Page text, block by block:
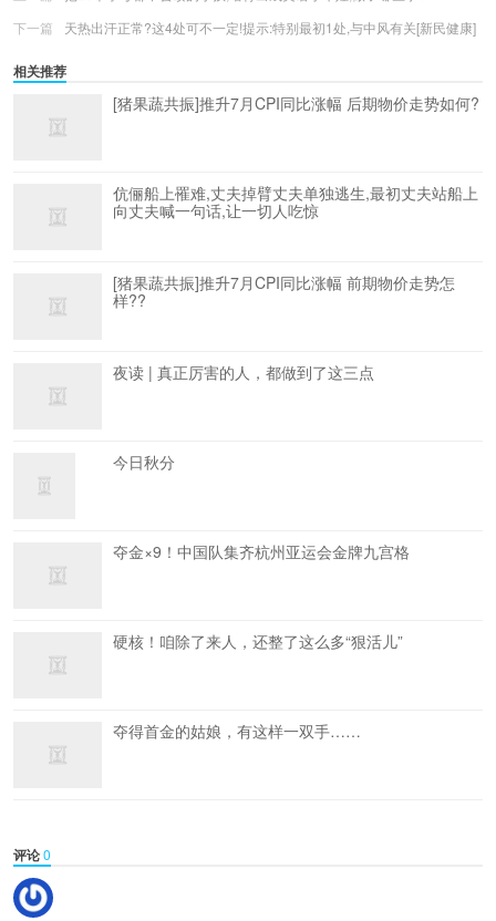
下一篇
天热出汗正常?这4处可不一定!提示:特别最初1处,与中风有关[新民健康]
相关推荐
[猪果蔬共振]推升7月CPI同比涨幅 后期物价走势如何?​
伉俪船上罹难,丈夫掉臂丈夫单独逃生,最初丈夫站船上
向丈夫喊一句话,让一切人吃惊
[猪果蔬共振]推升7月CPI同比涨幅 前期物价走势怎
样??
夜读 | 真正厉害的人，都做到了这三点
今日秋分
夺金×9！中国队集齐杭州亚运会金牌九宫格
硬核！咱除了来人，还整了这么多“狠活儿”
夺得首金的姑娘，有这样一双手……
评论0